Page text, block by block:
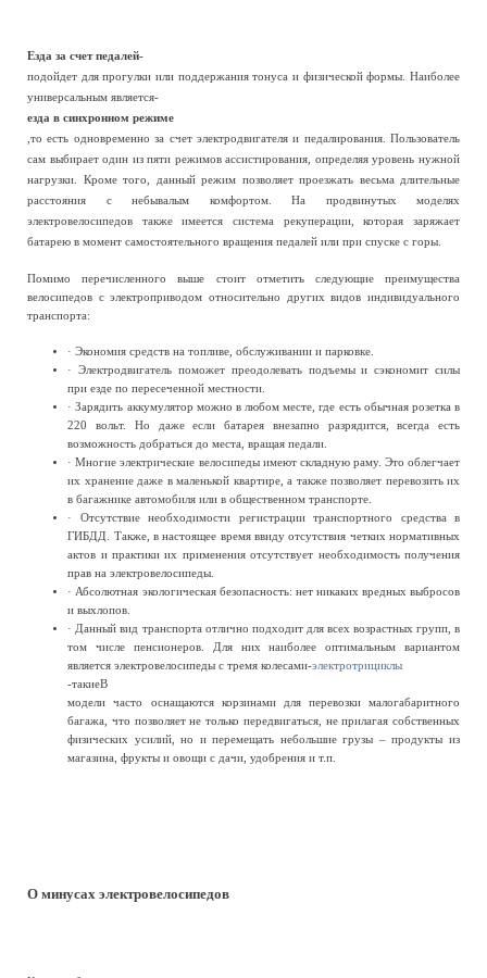
Езда за счет педалей-
подойдет для прогулки или поддержания тонуса и физической формы. Наиболее
универсальным является-
езда в синхронном режиме
,то есть одновременно за счет электродвигателя и педалирования. Пользователь
сам выбирает один из пяти режимов ассистирования, определяя уровень нужной
нагрузки. Кроме того, данный режим позволяет проезжать весьма длительные
расстояния с небывалым комфортом. На продвинутых моделях
электровелосипедов также имеется система рекуперации, которая заряжает
батарею в момент самостоятельного вращения педалей или при спуске с горы.
Помимо перечисленного выше стоит отметить следующие преимущества
велосипедов с электроприводом относительно других видов индивидуального
транспорта:
· Экономия средств на топливе, обслуживании и парковке.
· Электродвигатель поможет преодолевать подъемы и сэкономит силы
при езде по пересеченной местности.
· Зарядить аккумулятор можно в любом месте, где есть обычная розетка в
220 вольт. Но даже если батарея внезапно разрядится, всегда есть
возможность добраться до места, вращая педали.
· Многие электрические велосипеды имеют складную раму. Это облегчает
их хранение даже в маленькой квартире, а также позволяет перевозить их
в багажнике автомобиля или в общественном транспорте.
· Отсутствие необходимости регистрации транспортного средства в
ГИБДД. Также, в настоящее время ввиду отсутствия четких нормативных
актов и практики их применения отсутствует необходимость получения
прав на электровелосипеды.
· Абсолютная экологическая безопасность: нет никаких вредных выбросов
и выхлопов.
· Данный вид транспорта отлично подходит для всех возрастных групп, в
том числе пенсионеров. Для них наиболее оптимальным вариантом
является электровелосипеды с тремя колесами-электротрициклы
-такиеВ
модели часто оснащаются корзинами для перевозки малогабаритного
багажа, что позволяет не только передвигаться, не прилагая собственных
физических усилий, но и перемещать небольшие грузы – продукты из
магазина, фрукты и овощи с дачи, удобрения и т.п.
О минусах электровелосипедов